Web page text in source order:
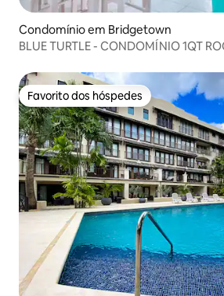
Condomínio em Bridgetown
BLUE TURTLE - CONDOMÍNIO 1QT
Favorito dos hóspedes
Favorito dos hóspedes